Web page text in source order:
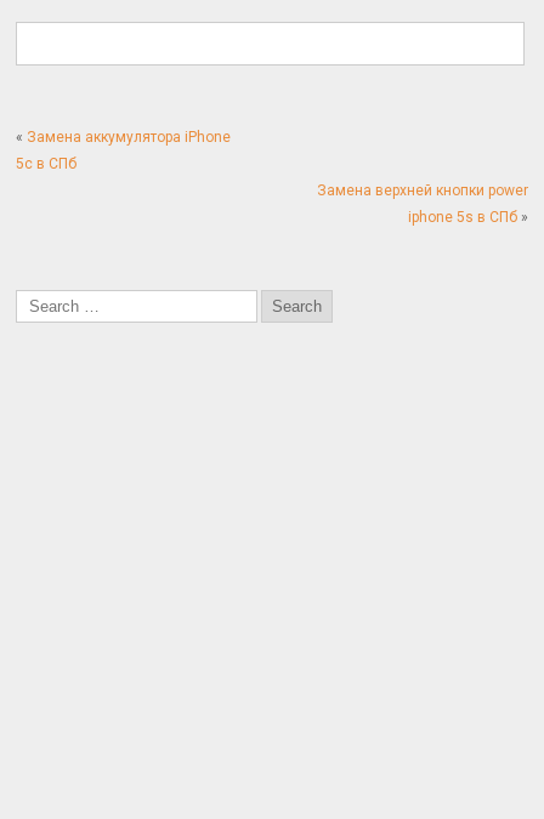
« Замена аккумулятора iPhone
5c в СПб
Замена верхней кнопки power
iphone 5s в СПб»